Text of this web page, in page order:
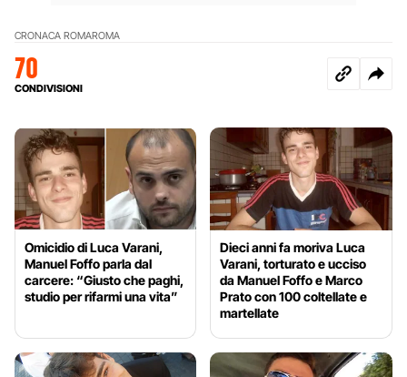
CRONACA ROMAROMA
70
CONDIVISIONI
Omicidio di Luca Varani,
Manuel Foffo parla dal
carcere: “Giusto che paghi,
studio per rifarmi una vita”
Dieci anni fa moriva Luca
Varani, torturato e ucciso
da Manuel Foffo e Marco
Prato con 100 coltellate e
martellate